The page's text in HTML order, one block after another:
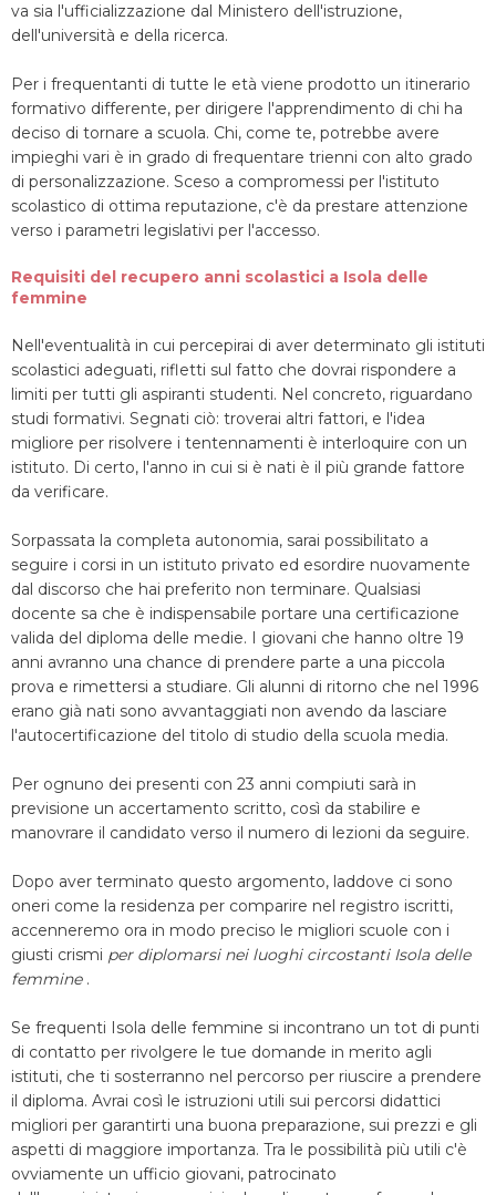
va sia l'ufficializzazione dal Ministero dell'istruzione,
dell'università e della ricerca.
Per i frequentanti di tutte le età viene prodotto un itinerario
formativo differente, per dirigere l'apprendimento di chi ha
deciso di tornare a scuola. Chi, come te, potrebbe avere
impieghi vari è in grado di frequentare trienni con alto grado
di personalizzazione. Sceso a compromessi per l'istituto
scolastico di ottima reputazione, c'è da prestare attenzione
verso i parametri legislativi per l'accesso.
Requisiti del recupero anni scolastici a Isola delle
femmine
Nell'eventualità in cui percepirai di aver determinato gli istituti
scolastici adeguati, rifletti sul fatto che dovrai rispondere a
limiti per tutti gli aspiranti studenti. Nel concreto, riguardano
studi formativi. Segnati ciò: troverai altri fattori, e l'idea
migliore per risolvere i tentennamenti è interloquire con un
istituto. Di certo, l'anno in cui si è nati è il più grande fattore
da verificare.
Sorpassata la completa autonomia, sarai possibilitato a
seguire i corsi in un istituto privato ed esordire nuovamente
dal discorso che hai preferito non terminare. Qualsiasi
docente sa che è indispensabile portare una certificazione
valida del diploma delle medie. I giovani che hanno oltre 19
anni avranno una chance di prendere parte a una piccola
prova e rimettersi a studiare. Gli alunni di ritorno che nel 1996
erano già nati sono avvantaggiati non avendo da lasciare
l'autocertificazione del titolo di studio della scuola media.
Per ognuno dei presenti con 23 anni compiuti sarà in
previsione un accertamento scritto, così da stabilire e
manovrare il candidato verso il numero di lezioni da seguire.
Dopo aver terminato questo argomento, laddove ci sono
oneri come la residenza per comparire nel registro iscritti,
accenneremo ora in modo preciso le migliori scuole con i
giusti crismi per diplomarsi nei luoghi circostanti Isola delle
femmine .
Se frequenti Isola delle femmine si incontrano un tot di punti
di contatto per rivolgere le tue domande in merito agli
istituti, che ti sosterranno nel percorso per riuscire a prendere
il diploma. Avrai così le istruzioni utili sui percorsi didattici
migliori per garantirti una buona preparazione, sui prezzi e gli
aspetti di maggiore importanza. Tra le possibilità più utili c'è
ovviamente un ufficio giovani, patrocinato